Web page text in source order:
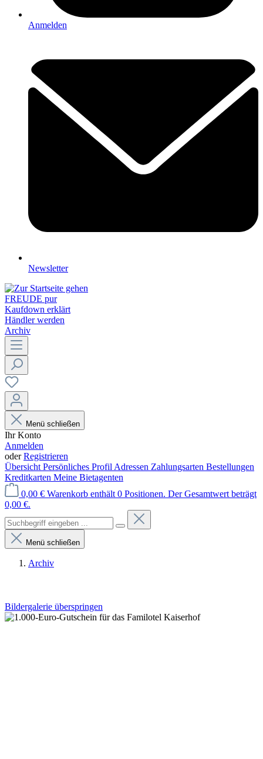
Anmelden
Newsletter
FREUDE pur
Kaufdown erklärt
Händler werden
Archiv
Menü schließen
Ihr Konto
Anmelden
oderRegistrieren
Übersicht Persönliches Profil Adressen Zahlungsarten Bestellungen
Kreditkarten Meine Bietagenten
0,00 € Warenkorb enthält 0 Positionen. Der Gesamtwert beträgt
0,00 €.
Menü schließen
Archiv
Bildergalerie überspringen